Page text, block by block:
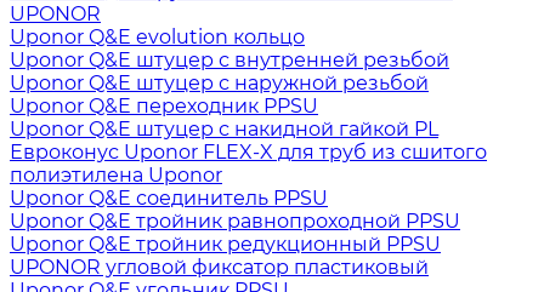
UPONOR
Uponor Q&E evolution кольцо
Uponor Q&E штуцер с внутренней резьбой
Uponor Q&E штуцер с наружной резьбой
Uponor Q&E переходник PPSU
Uponor Q&E штуцер с накидной гайкой PL
Евроконус Uponor FLEX-X для труб из сшитого
полиэтилена Uponor
Uponor Q&E соединитель PPSU
Uponor Q&E тройник равнопроходной PPSU
Uponor Q&E тройник редукционный PPSU
UPONOR угловой фиксатор пластиковый